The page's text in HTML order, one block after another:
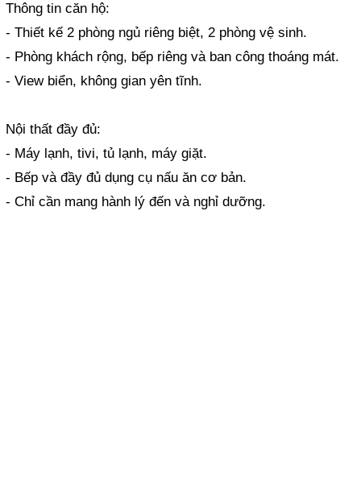
Thông tin căn hộ:
- Thiết kế 2 phòng ngủ riêng biệt, 2 phòng vệ sinh.
- Phòng khách rộng, bếp riêng và ban công thoáng mát.
- View biển, không gian yên tĩnh.
Nội thất đầy đủ:
- Máy lạnh, tivi, tủ lạnh, máy giặt.
- Bếp và đầy đủ dụng cụ nấu ăn cơ bản.
- Chỉ cần mang hành lý đến và nghỉ dưỡng.